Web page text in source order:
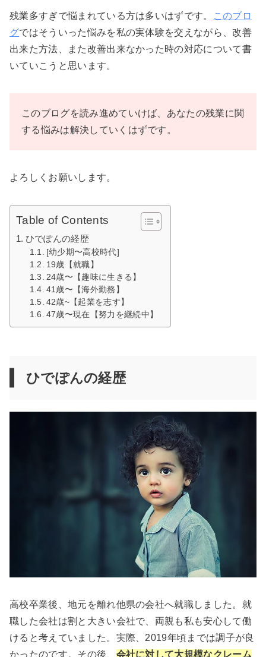
残業多すぎで悩まれている方は多いはずです。
このブロ
グではそういった悩みを私の実体験を交えながら、改善
出来た方法、また改善出来なかった時の対応について書
いていこうと思います。
このブログを読み進めていけば、あなたの残業に関
する悩みは解決していくはずです。
よろしくお願いします。
Table of Contents
ひでぽんの経歴
[幼少期〜高校時代]
19歳【就職】
24歳〜【趣味に生きる】
41歳〜【海外勤務】
42歳~【起業を志す】
47歳〜現在【努力を継続中】
ひでぽんの経歴
高校卒業後、地元を離れ他県の会社へ就職しました。就
職した会社は割と大きい会社で、両親も私も安心して働
けると考えていました。実際、2019年頃までは調子が良
かったのです。その後、 会社に対して大規模なクレーム